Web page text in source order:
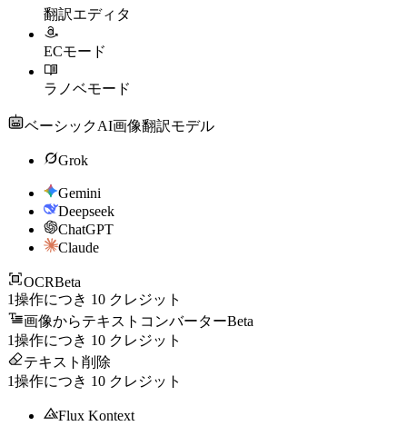
翻訳エディタ
ECモード
ラノベモード
ベーシックAI画像翻訳モデル
Grok
Gemini
Deepseek
ChatGPT
Claude
OCRBeta
1操作につき 10 クレジット
画像からテキストコンバーターBeta
1操作につき 10 クレジット
テキスト削除
1操作につき 10 クレジット
Flux Kontext